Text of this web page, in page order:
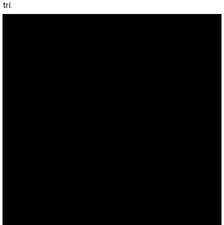
trí.